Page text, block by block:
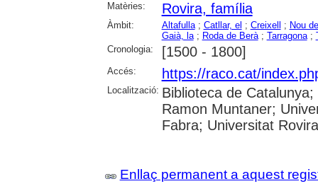
Matèries:
Rovira, família
Àmbit: Altafulla; Catllar, el ; Creixell ; Nou
Gaià, la; Roda de Berà; Tarragona;
Cronologia:
[1500 - 1800]
Accés: https://raco.cat/
Localització: Biblioteca de
Ramon Muntaner;
Fabra; Universitat
Enllaç permanent a aquest